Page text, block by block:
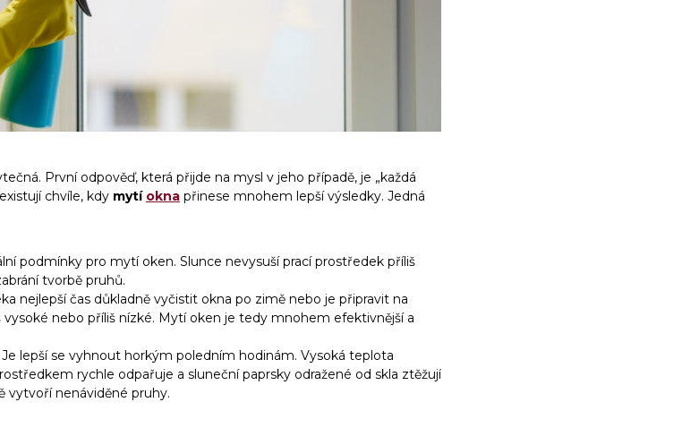
První odpověď, která přijde na mysl v jeho případě, je „každá
chvíle, kdy mytí okna přinese mnohem lepší výsledky. Jedná
podmínky pro mytí oken. Slunce nevysuší prací prostředek příliš
tvorbě pruhů.
nejlepší čas důkladně vyčistit okna po zimě nebo je připravit na
vysoké nebo příliš nízké. Mytí oken je tedy mnohem efektivnější a
Je lepší se vyhnout horkým poledním hodinám. Vysoká teplota
rychle odpařuje a sluneční paprsky odražené od skla ztěžují
vytvoří nenáviděné pruhy.